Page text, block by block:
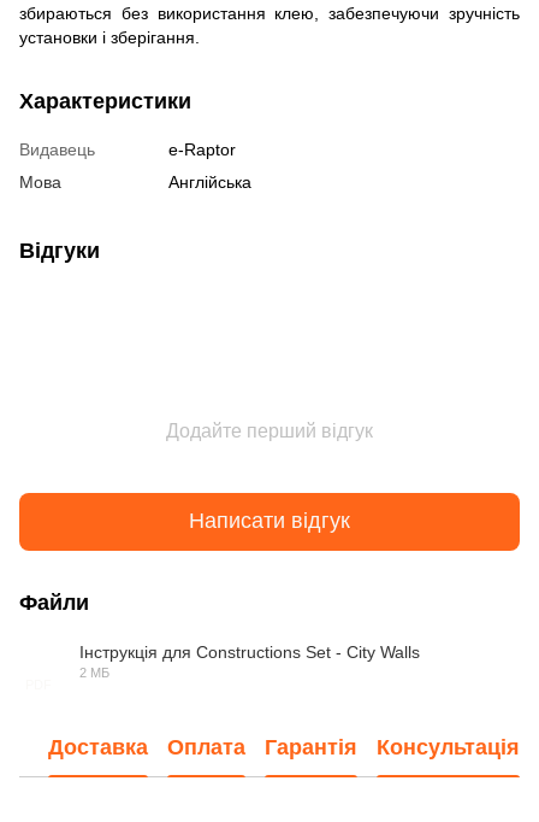
збираються без використання клею, забезпечуючи зручність
установки і зберігання.
Характеристики
Видавець
e-Raptor
Мова
Англійська
Відгуки
Додайте перший відгук
Написати відгук
Файли
Інструкція для Constructions Set - City Walls
2 МБ
Доставка Оплата Гарантія Консультація